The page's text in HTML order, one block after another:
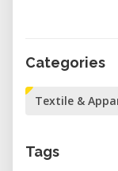
in unserem
Geräte
Categories
Textile &
Tags